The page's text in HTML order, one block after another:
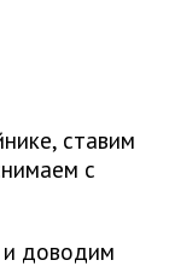
ставим
с
и доводим